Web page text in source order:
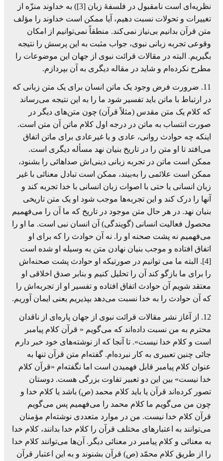
نظریه‌ای است نامقبول در فلسفۀ زبان [3]) به خداوند منزّه از
تغییرات و تحولات نسبت دهیم، آیا ممکن است خداوند را مؤلف
متن قرآن بدانیم بی‌نیاز نمی‌کند. منطقاً نمی‌توانیم از امکان
وقوعی تجربه زبانی نبوی، جواب مثبت به این پرسش را نتیجه
بگیریم. البته در مقالات قرائت نبوی از جهان این موضوعات را
مطرح نکرده‌ام و شاید در مقاله دیگری به آن بپردازم.
11. ضرورت فرض وجود یک ماتن انسان برای یک متن زبانی که
در ارتباط با ماتن باید تفسیر شود ما را به این نتیجه می‌رساند
که کلام یک متن مقدس (مثلاً قرآن) چون متن‌های دیگر در
صورت انتساب به ماتن در درجه اول کلام ماتن آن متن است.
اینکه چه حوادث روانی، عادی و یا غیرعادی برای ماتن اتفاق
می‌افتد تا او متن را در تاریخ بنیان نهد مسأله دیگری است.
ممکن است ماتن در تجربه زبانی دینی‌اش صداهائی را بشنود،
ممکن است علائمی را به‌بیند، ممکن است تبادل معنائی با غیر
زبان انسانی یا حتی با اصوات زبان انسانی با خدا تجربه کند و
آنها را درک کند و این تجربه‌ها موجب شود او یک متن تاریخی
بنیان نهد. در هر حال متن موجود در تاریخ که ما آن را می‌فهمیم
محصول فعالیت انسانی (گویندگی) آن انسان نبی است. ما او را
می‌فهمیم نه پشت صحنه او را. نه آن حوادث را که برای او
اتفاق افتاده و موجب بنیان نهادن متن به وسیله او شده است
[4]. البته ما می توانیم در صورتیکه او حوادث پشت صحنه‌اش
را برای ما بازگو کند آن را تحلیل کنیم و بنابر صدق اخلاقی او
معتقد شویم آن حوادث اتفاق افتاده و تفسیر او از تجربه‌اش را
که آن حوادث را به خدا نسبت می‌دهد بپذیریم یعنی ایمان آوریم.
12. از آغاز نشر مقالات قرائت نبوی از جهان پاره‌ای از ناقدان
محترم به من نسبت داده‌اند که می‌گویم « قرآن کلام پیامبر
است و کلام خدا نیست». تا آنجا که از نوشته‌های خود خبر دارم
جائی چنین تعبیری به کار نبرده‌ام. گفته‌ام متن قرآن تنها به
عنوان کلام پیامبر قابل فهمیدن است اما نگفته‌ام «قرآن کلام
خدا نیست» بین این دو تعبیر تفاوت بزرگی هست. دوستان
تصور کرده‌اند قرآن یا باید کلام محمد (ص) باشد یا کلام خدا و
چون من می‌گویم ما کلام محمد را می‌فهمیم پس می‌گویم
قرآن کلام خدا نیست. من در موارد متعددی نوشته‌ام مؤمنان
می‌توانند به اعتبارهای مختلف قرآن را کلام خدا بدانند، کلام خدا
به معنائی و کلام پیامبر در معنائی دیگر. آن‌ها می‌توانند کلام خدا
را از طریق کلام محمّد (ص) قرآن بشنوند و به این اعتبار قرآن